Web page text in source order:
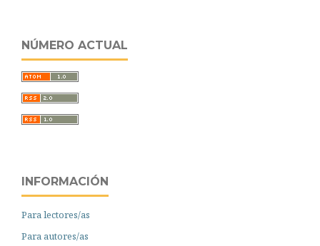
NÚMERO ACTUAL
INFORMACIÓN
Para lectores/as
Para autores/as